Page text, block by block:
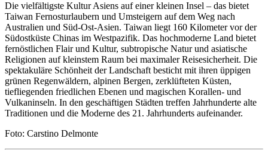
Die vielfältigste Kultur Asiens auf einer kleinen Insel – das bietet
Taiwan Fernosturlaubern und Umsteigern auf dem Weg nach
Australien und Süd-Ost-Asien. Taiwan liegt 160 Kilometer vor der
Südostküste Chinas im Westpazifik. Das hochmoderne Land bietet
fernöstlichen Flair und Kultur, subtropische Natur und asiatische
Religionen auf kleinstem Raum bei maximaler Reisesicherheit. Die
spektakuläre Schönheit der Landschaft besticht mit ihren üppigen
grünen Regenwäldern, alpinen Bergen, zerklüfteten Küsten,
tiefliegenden friedlichen Ebenen und magischen Korallen- und
Vulkaninseln. In den geschäftigen Städten treffen Jahrhunderte alte
Traditionen und die Moderne des 21. Jahrhunderts aufeinander.
Foto: Carstino Delmonte